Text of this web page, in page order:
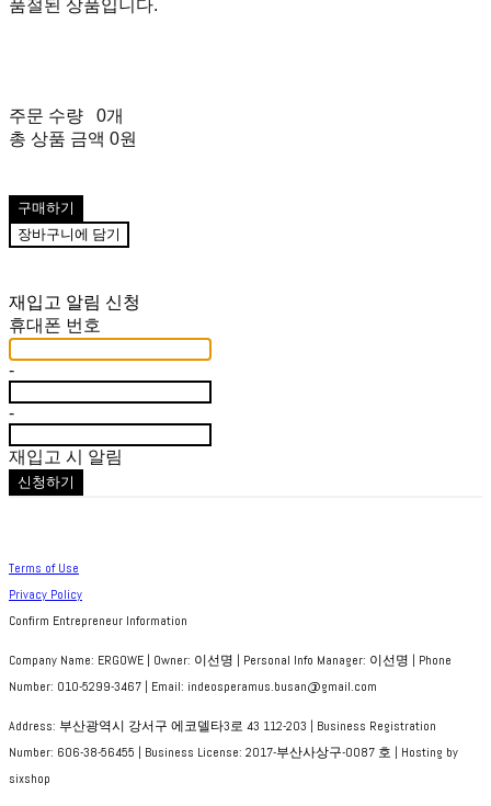
품절된 상품입니다.
주문 수량
0개
총 상품 금액 0원
구매하기
장바구니에 담기
재입고 알림 신청
휴대폰 번호
-
-
재입고 시 알림
신청하기
Terms of Use
Privacy Policy
Confirm Entrepreneur Information
Company Name: ERGOWE | Owner: 이선명 | Personal Info Manager: 이선명 | Phone
Number: 010-5299-3467 | Email: indeosperamus.busan@gmail.com
Address: 부산광역시 강서구 에코델타3로 43 112-203 | Business Registration
Number: 606-38-56455 | Business License: 2017-부산사상구-0087 호 | Hosting by
sixshop